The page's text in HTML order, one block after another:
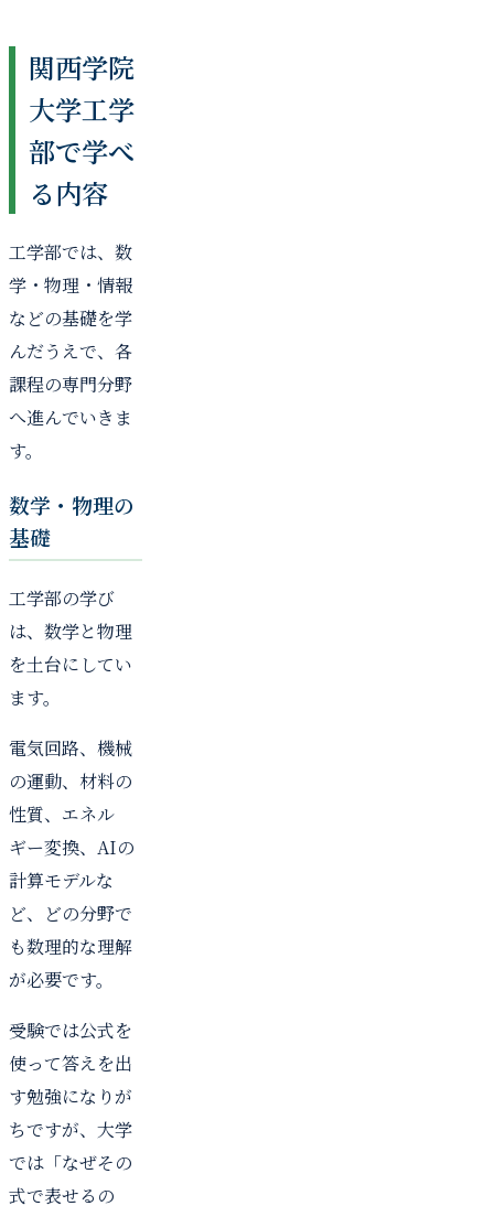
関西学院
大学工学
部で学べ
る内容
工学部では、数
学・物理・情報
などの基礎を学
んだうえで、各
課程の専門分野
へ進んでいきま
す。
数学・物理の
基礎
工学部の学び
は、数学と物理
を土台にしてい
ます。
電気回路、機械
の運動、材料の
性質、エネル
ギー変換、AIの
計算モデルな
ど、どの分野で
も数理的な理解
が必要です。
受験では公式を
使って答えを出
す勉強になりが
ちですが、大学
では「なぜその
式で表せるの